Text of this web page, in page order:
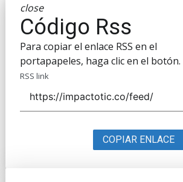
close
Código Rss
Para copiar el enlace RSS en el
portapapeles, haga clic en el botón.
RSS link
COPIAR ENLACE